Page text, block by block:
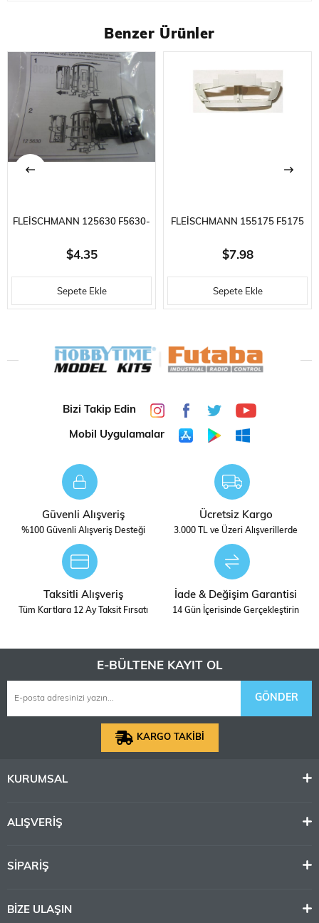
Benzer Ürünler
FLEISCHMANN 125630 F5630-
F5635 YOLCU VAGONLARI IÇIN
KÖRÜK
$4.35
Sepete Ekle
FLEISCHMANN 155175 F5175
IN DEĞIŞTIRILEBILIR ÖN
TAMPONU VE PRO
$7.98
Sepete Ekle
Bizi Takip Edin
Mobil Uygulamalar
Güvenli Alışveriş
%100 Güvenli Alışveriş Desteği
Ücretsiz Kargo
3.000 TL ve Üzeri Alışverillerde
Taksitli Alışveriş
Tüm Kartlara 12 Ay Taksit Fırsatı
İade & Değişim Garantisi
14 Gün İçerisinde Gerçekleştirin
E-BÜLTENE KAYIT OL
GÖNDER
KARGO TAKİBİ
KURUMSAL
ALIŞVERİŞ
SİPARİŞ
BİZE ULAŞIN